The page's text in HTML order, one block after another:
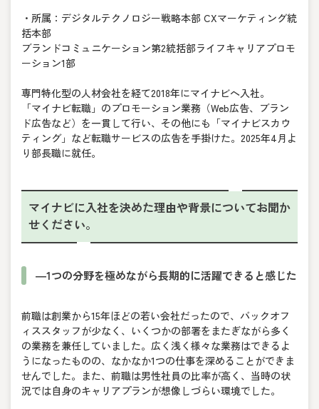
・所属：デジタルテクノロジー戦略本部 CXマーケティング統
括本部
ブランドコミュニケーション第2統括部ライフキャリアプロモ
ーション1部
専門特化型の人材会社を経て2018年にマイナビへ入社。
「マイナビ転職」のプロモーション業務（Web広告、ブラン
ド広告など）を一貫して行い、その他にも「マイナビスカウ
ティング」など転職サービスの広告を手掛けた。2025年4月よ
り部長職に就任。
マイナビに入社を決めた理由や背景についてお聞か
せください。
―1つの分野を極めながら長期的に活躍できると感じた
前職は創業から15年ほどの若い会社だったので、バックオフ
ィススタッフが少なく、いくつかの部署をまたぎながら多く
の業務を兼任していました。広く浅く様々な業務はできるよ
うになったものの、なかなか1つの仕事を深めることができま
せんでした。また、前職は男性社員の比率が高く、当時の状
況では自身のキャリアプランが想像しづらい環境でした。